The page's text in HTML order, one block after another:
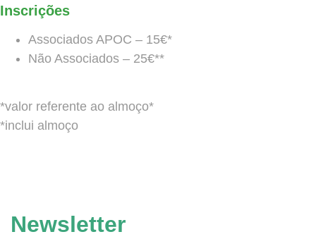
Inscrições
Associados APOC – 15€*
Não Associados – 25€**
*valor referente ao almoço*
*inclui almoço
Newsletter